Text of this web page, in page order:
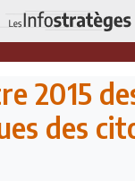
2015
des